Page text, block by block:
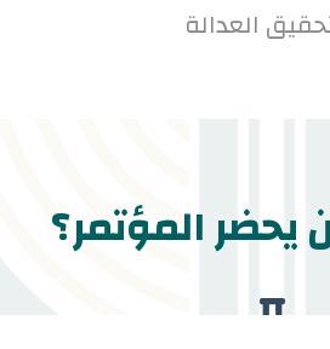
العدالة
المؤتمر؟